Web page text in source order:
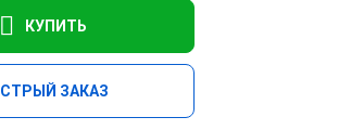
КУПИТЬ
ЗАКАЗ